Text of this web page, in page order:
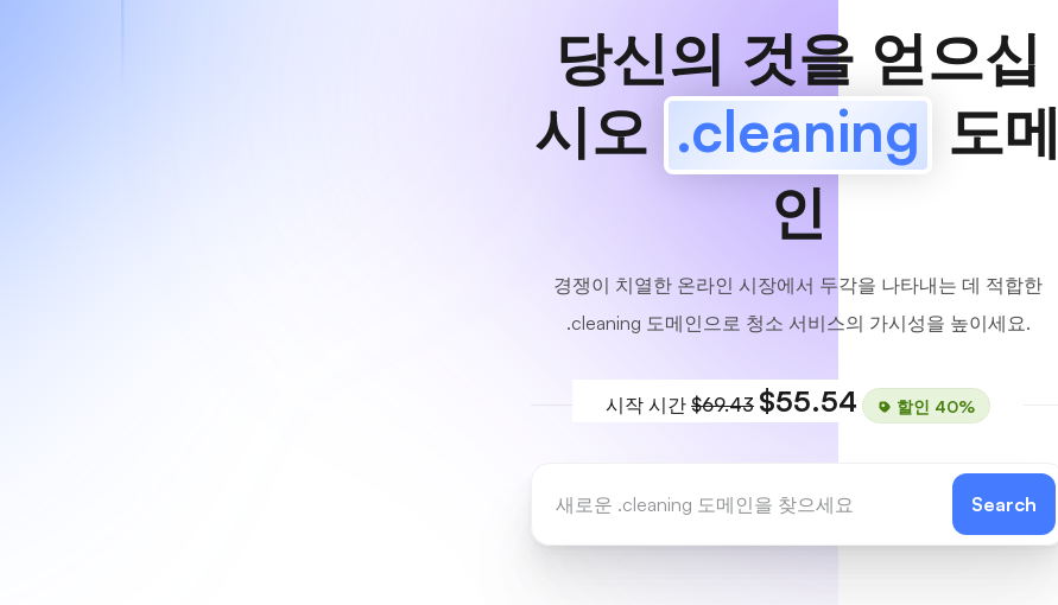
당신의 것을 얻으십
시오 .cleaning 도메
인
경쟁이 치열한 온라인 시장에서 두각을 나타내는 데 적합한
.cleaning 도메인으로 청소 서비스의 가시성을 높이세요.
시작 시간 $69.43 $55.54 할인 40%
Search